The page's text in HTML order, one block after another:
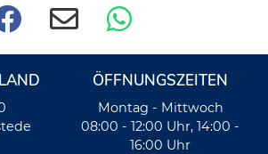
ÖFFNUNGSZEITEN
Montag - Mittwoch
08:00 - 12:00 Uhr, 14:00 -
16:00 Uhr